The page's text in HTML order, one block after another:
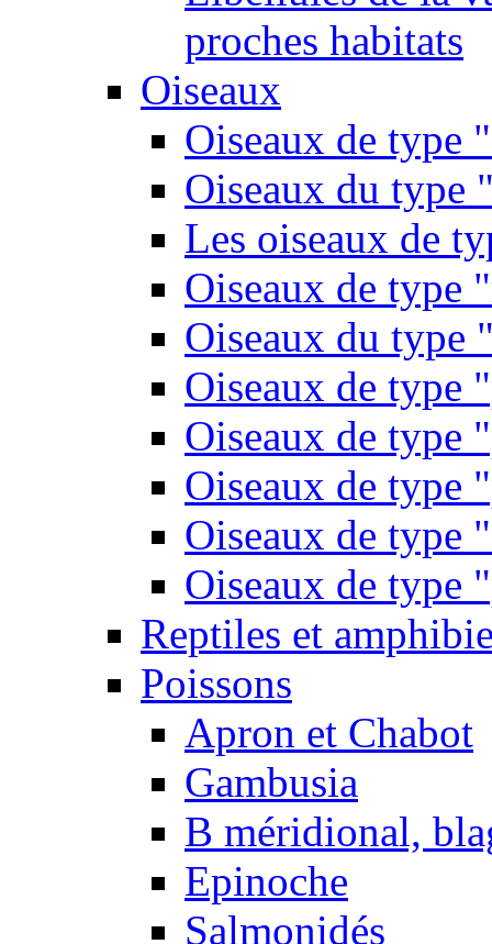
proches habitats
Oiseaux
Oiseaux de type
Oiseaux du type
Les oiseaux de
Oiseaux de type
Oiseaux du type
Oiseaux de type
Oiseaux de type
Oiseaux de type
Oiseaux de type
Oiseaux de type
Reptiles et
Poissons
Apron et Chabot
Gambusia
B méridional,
Epinoche
Salmonidés